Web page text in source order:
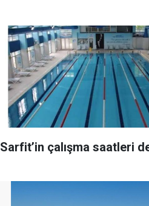
Sarfit’in çalışma saatleri